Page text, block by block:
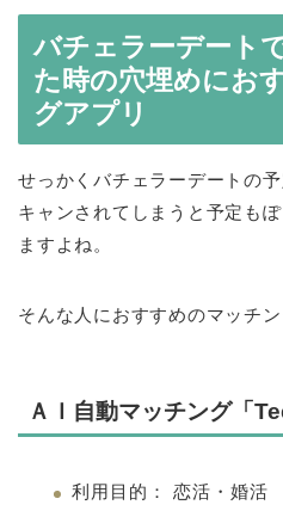
バチェラーデート
た時の穴埋めにお
グアプリ
せっかくバチェラーデートの
キャンされてしまうと予定も
ますよね。
そんな人におすすめのマッチ
ＡＩ自動マッチング「T
利用目的： 恋活・婚活